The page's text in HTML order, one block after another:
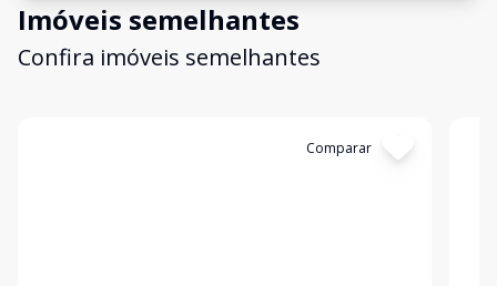
Imóveis semelhantes
Confira imóveis semelhantes
Comparar